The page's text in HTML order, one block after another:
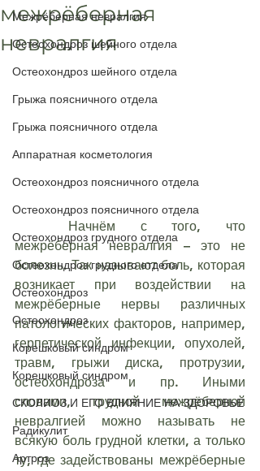
Межрёберная невралгия
Остеохондроз шейного отдела
Остеохондроз шейного отдела
Грыжа поясничного отдела
Грыжа поясничного отдела
Аппаратная косметология
Остеохондроз поясничного отдела
Остеохондроз поясничного отдела
Остеохондроз грудного отдела
Остеохондроз грудного отдела
Остеохондроз
Остеохондроз
Корешковый синдром
Корешковый синдром
СКОЛИОЗ И ЕГО ВЛИЯНИЕ НА ЗДОРОВЬЕ
Радикулит
Артроз
межрёберная
невралгия
межрёберная невралгия – это не
болезнь. Так называют боль, которая
возникает при воздействии на
межрёберные нервы различных
патологических факторов, например,
герпетической инфекции, опухолей,
травм, грыжи диска, протрузии,
остеохондроза и пр. Иными
словами, грудной межрёберной
невралгией можно называть не
всякую боль грудной клетки, а только
ту, где задействованы межрёберные